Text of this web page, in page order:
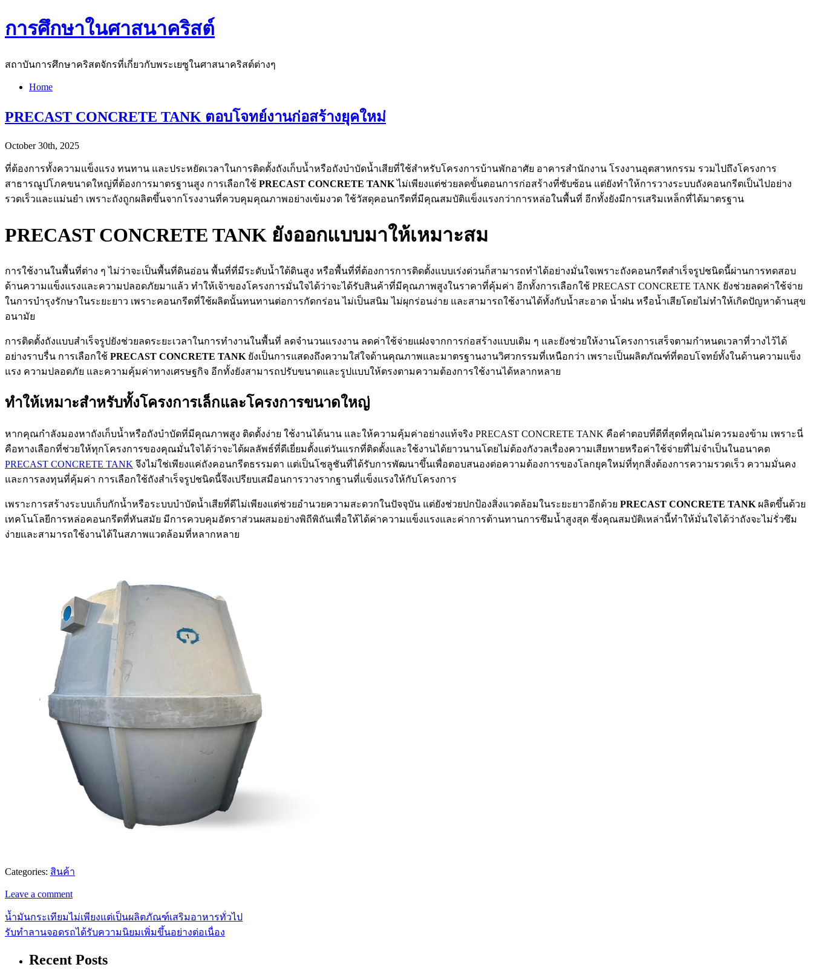
การศึกษาในศาสนาคริสต์
สถาบันการศึกษาคริสตจักรที่เกี่ยวกับพระเยซูในศาสนาคริสต์ต่างๆ
Home
PRECAST CONCRETE TANK ตอบโจทย์งานก่อสร้างยุคใหม่
October 30th, 2025
ที่ต้องการทั้งความแข็งแรง ทนทาน และประหยัดเวลาในการติดตั้งถังเก็บน้ำหรือถังบำบัดน้ำเสียที่ใช้สำหรับโครงการบ้านพักอาศัย อาคารสำนักงาน โรงงานอุตสาหกรรม รวมไปถึงโครงการ
สาธารณูปโภคขนาดใหญ่ที่ต้องการมาตรฐานสูง การเลือกใช้ PRECAST CONCRETE TANKไม่เพียงแต่ช่วยลดขั้นตอนการก่อสร้างที่ซับซ้อน แต่ยังทำให้การวางระบบถังคอนกรีตเป็นไปอย่าง
รวดเร็วและแม่นยำ เพราะถังถูกผลิตขึ้นจากโรงงานที่ควบคุมคุณภาพอย่างเข้มงวด ใช้วัสดุคอนกรีตที่มีคุณสมบัติแข็งแรงกว่าการหล่อในพื้นที่ อีกทั้งยังมีการเสริมเหล็กที่ได้มาตรฐาน
PRECAST CONCRETE TANK ยังออกแบบมาให้เหมาะสม
การใช้งานในพื้นที่ต่าง ๆ ไม่ว่าจะเป็นพื้นที่ดินอ่อน พื้นที่ที่มีระดับน้ำใต้ดินสูง หรือพื้นที่ที่ต้องการการติดตั้งแบบเร่งด่วนก็สามารถทำได้อย่างมั่นใจเพราะถังคอนกรีตสำเร็จรูปชนิดนี้ผ่านการทดสอบ
ด้านความแข็งแรงและความปลอดภัยมาแล้ว ทำให้เจ้าของโครงการมั่นใจได้ว่าจะได้รับสินค้าที่มีคุณภาพสูงในราคาที่คุ้มค่า อีกทั้งการเลือกใช้ PRECAST CONCRETE TANK ยังช่วยลดค่าใช้จ่าย
ในการบำรุงรักษาในระยะยาว เพราะคอนกรีตที่ใช้ผลิตนั้นทนทานต่อการกัดกร่อน ไม่เป็นสนิม ไม่ผุกร่อนง่าย และสามารถใช้งานได้ทั้งกับน้ำสะอาด น้ำฝน หรือน้ำเสียโดยไม่ทำให้เกิดปัญหาด้านสุข
อนามัย
การติดตั้งถังแบบสำเร็จรูปยังช่วยลดระยะเวลาในการทำงานในพื้นที่ ลดจำนวนแรงงาน ลดค่าใช้จ่ายแฝงจากการก่อสร้างแบบเดิม ๆ และยังช่วยให้งานโครงการเสร็จตามกำหนดเวลาที่วางไว้ได้
อย่างราบรื่น การเลือกใช้ PRECAST CONCRETE TANK ยังเป็นการแสดงถึงความใส่ใจด้านคุณภาพและมาตรฐานงานวิศวกรรมที่เหนือกว่า เพราะเป็นผลิตภัณฑ์ที่ตอบโจทย์ทั้งในด้านความแข็ง
แรง ความปลอดภัย และความคุ้มค่าทางเศรษฐกิจ อีกทั้งยังสามารถปรับขนาดและรูปแบบให้ตรงตามความต้องการใช้งานได้หลากหลาย
ทำให้เหมาะสำหรับทั้งโครงการเล็กและโครงการขนาดใหญ่
หากคุณกำลังมองหาถังเก็บน้ำหรือถังบำบัดที่มีคุณภาพสูง ติดตั้งง่าย ใช้งานได้นาน และให้ความคุ้มค่าอย่างแท้จริง PRECAST CONCRETE TANK คือคำตอบที่ดีที่สุดที่คุณไม่ควรมองข้าม เพราะนี่
คือทางเลือกที่ช่วยให้ทุกโครงการของคุณมั่นใจได้ว่าจะได้ผลลัพธ์ที่ดีเยี่ยมตั้งแต่วันแรกที่ติดตั้งและใช้งานได้ยาวนานโดยไม่ต้องกังวลเรื่องความเสียหายหรือค่าใช้จ่ายที่ไม่จำเป็นในอนาคต
PRECAST CONCRETE TANK จึงไม่ใช่เพียงแค่ถังคอนกรีตธรรมดา แต่เป็นโซลูชันที่ได้รับการพัฒนาขึ้นเพื่อตอบสนองต่อความต้องการของโลกยุคใหม่ที่ทุกสิ่งต้องการความรวดเร็ว ความมั่นคง
และการลงทุนที่คุ้มค่า การเลือกใช้ถังสำเร็จรูปชนิดนี้จึงเปรียบเสมือนการวางรากฐานที่แข็งแรงให้กับโครงการ
เพราะการสร้างระบบเก็บกักน้ำหรือระบบบำบัดน้ำเสียที่ดีไม่เพียงแต่ช่วยอำนวยความสะดวกในปัจจุบัน แต่ยังช่วยปกป้องสิ่งแวดล้อมในระยะยาวอีกด้วย PRECAST CONCRETE TANK ผลิตขึ้นด้วย
เทคโนโลยีการหล่อคอนกรีตที่ทันสมัย มีการควบคุมอัตราส่วนผสมอย่างพิถีพิถันเพื่อให้ได้ค่าความแข็งแรงและค่าการต้านทานการซึมน้ำสูงสุด ซึ่งคุณสมบัติเหล่านี้ทำให้มั่นใจได้ว่าถังจะไม่รั่วซึม
ง่ายและสามารถใช้งานได้ในสภาพแวดล้อมที่หลากหลาย
Categories: สินค้า
Leave a comment
น้ำมันกระเทียมไม่เพียงแต่เป็นผลิตภัณฑ์เสริมอาหารทั่วไป
รับทำลานจอดรถได้รับความนิยมเพิ่มขึ้นอย่างต่อเนื่อง
Recent Posts